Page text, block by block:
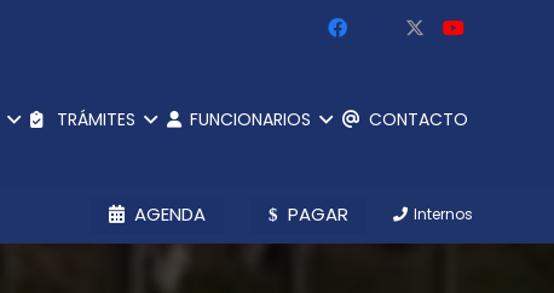
TRÁMITES FUNCIONARIOS CONTACTO
AGENDA PAGAR Internos